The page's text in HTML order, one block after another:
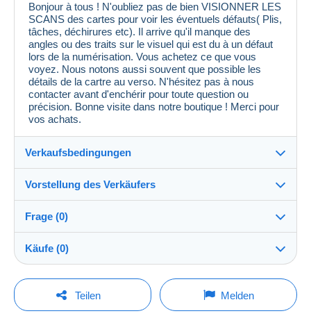
Bonjour à tous ! N'oubliez pas de bien VISIONNER LES
SCANS des cartes pour voir les éventuels défauts( Plis,
tâches, déchirures etc). Il arrive qu'il manque des
angles ou des traits sur le visuel qui est du à un défaut
lors de la numérisation. Vous achetez ce que vous
voyez. Nous notons aussi souvent que possible les
détails de la cartre au verso. N'hésitez pas à nous
contacter avant d'enchérir pour toute question ou
précision. Bonne visite dans notre boutique ! Merci pour
vos achats.
Verkaufsbedingungen
Verkaufsbedingungen im Detail
Versand nach Zahlung innerhalb von 5 Tagen
Rücksendekosten gehen zu Lasten
des Käufers.
Alle Angaben zu Fristen bezüglich der Rücksendung
Vorstellung des Verkäufers
MondialCollection100%(36069x)
PRO
Shop
Nachname:
Frage (0)
Um eine Frage stellen zu können, müssen Sie
Käufe (0)
Letzte Aktualisierung: 22:53:58
Teilen Melden